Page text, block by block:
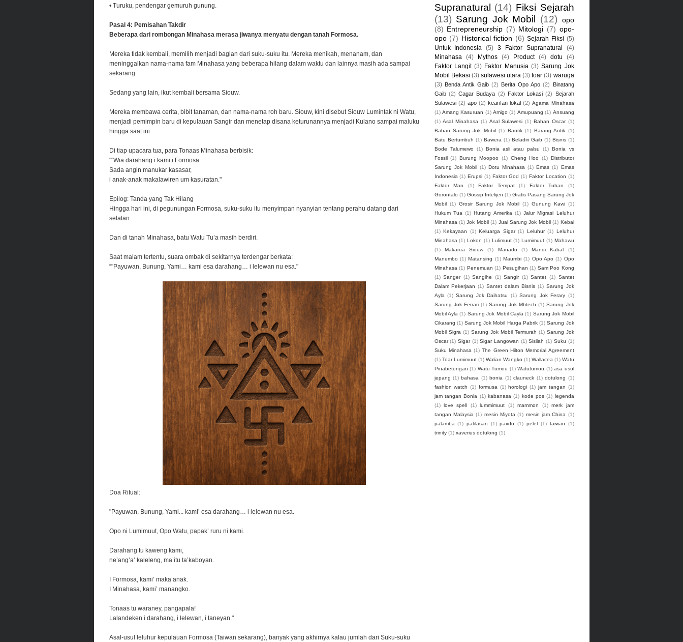
• Turuku, pendengar gemuruh gunung.
Pasal 4: Pemisahan Takdir
Beberapa dari rombongan Minahasa merasa jiwanya menyatu dengan tanah Formosa.
Mereka tidak kembali, memilih menjadi bagian dari suku-suku itu. Mereka menikah, menanam, dan
meninggalkan nama-nama fam Minahasa yang beberapa hilang dalam waktu dan lainnya masih ada sampai
sekarang.
Sedang yang lain, ikut kembali bersama Siouw.
Mereka membawa cerita, bibit tanaman, dan nama-nama roh baru. Siouw, kini disebut Siouw Lumintak ni Watu,
menjadi pemimpin baru di kepulauan Sangir dan menetap disana keturunannya menjadi Kulano sampai maluku
hingga saat ini.
Di tiap upacara tua, para Tonaas Minahasa berbisik:
""Wia darahang i kami i Formosa.
Sada angin manukar kasasar,
i anak-anak makalawiren um kasuratan."
Epilog: Tanda yang Tak Hilang
Hingga hari ini, di pegunungan Formosa, suku-suku itu menyimpan nyanyian tentang perahu datang dari
selatan.
Dan di tanah Minahasa, batu Watu Tu’a masih berdiri.
Saat malam tertentu, suara ombak di sekitarnya terdengar berkata:
“"Payuwan, Bunung, Yami… kami esa darahang… i lelewan nu esa."
Doa Ritual:
"Payuwan, Bunung, Yami... kami’ esa darahang… i lelewan nu esa.
Opo ni Lumimuut, Opo Watu, papak’ ruru ni kami.
Darahang tu kaweng kami,
ne’ang’a’ kaleleng, ma’itu ta’kaboyan.
I Formosa, kami’ maka’anak.
I Minahasa, kami’ manangko.
Tonaas tu waraney, pangapala!
Lalandeken i darahang, i lelewan, i taneyan."
Asal-usul leluhur kepulauan Formosa (Taiwan sekarang), banyak yang akhirnya kalau jumlah dari Suku-suku
Supranatural (14) Fiksi Sejarah
(13) Sarung Jok Mobil (12)
opo
(8) Entrepreneurship (7) Mitologi (7) opo-
opo (7) Historical fiction (6) Sejarah Fiksi (5)
Untuk Indonesia
(5) 3 Faktor Supranatural
(4)
Minahasa
(4) Mythos (4) Product (4) dotu
(4)
Faktor Langit (3) Faktor Manusia (3) Sarung Jok
Mobil Bekasi (3) sulawesi utara (3) toar (3) waruga
(3) Benda Antik Gaib (2) Berita Opo Apo (2)
Binatang
Gaib (2) Cagar Budaya (2) Faktor Lokasi (2) Sejarah
Sulawesi (2) apo (2) kearifan lokal (2) Agama Minahasa
(1) Amang Kasuruan (1) Amigo (1) Amupuang (1) Ansuang
(1) Asal Minahasa (1) Asal Sulawesi (1) Bahan Oscar (1)
Bahan Sarung Jok Mobil (1) Bantik (1) Barang Antik (1)
Batu Bertumbuh (1) Bawera (1) Beladiri Gaib (1) Bisnis (1)
Bode Talumewo
(1) Bonia asli atau palsu (1) Bonia vs
Fossil (1) Burung Moopoo (1) Cheng Hoo (1) Distributor
Sarung Jok Mobil (1) Dotu Minahasa (1) Emas (1) Emas
Indonesia (1) Erupsi (1) Faktor God (1) Faktor Location (1)
Faktor Man
(1) Faktor Tempat (1) Faktor Tuhan
(1)
Gorontalo (1) Gossip Intelijen (1) Gratis Pasang Sarung Jok
Mobil (1) Grosir Sarung Jok Mobil (1) Gunung Kawi (1)
Hukum Tua (1) Hutang Amerika (1) Jalur Migrasi Leluhur
Minahasa (1) Jok Mobil (1) Jual Sarung Jok Mobil (1) Kebal
(1) Kekayaan (1) Keluarga Sigar (1) Leluhur (1) Leluhur
Minahasa (1) Lokon (1) Lulimuut (1) Lumimuut (1) Mahawu
(1)
Makarua Siouw (1) Manado (1) Mandi Kabal
(1)
Manembo (1) Matansing (1) Maumbi (1) Opo Apo (1) Opo
Minahasa (1) Penemuan (1) Pesugihan (1) Sam Poo Kong
(1) Sanger (1) Sangihe (1) Sangir (1) Santet (1) Santet
Dalam Pekerjaan (1) Santet dalam Bisnis (1) Sarung Jok
Ayla (1) Sarung Jok Daihatsu (1) Sarung Jok Ferary (1)
Sarung Jok Ferrari (1) Sarung Jok Mbtech (1) Sarung Jok
Mobil Ayla (1) Sarung Jok Mobil Cayla (1) Sarung Jok Mobil
Cikarang (1) Sarung Jok Mobil Harga Pabrik (1) Sarung Jok
Mobil Sigra (1) Sarung Jok Mobil Termurah (1) Sarung Jok
Oscar (1) Sigar (1) Sigar Langowan (1) Sisilah (1) Suku (1)
Suku Minahasa (1) The Green Hilton Memorial Agreement
(1) Toar Lumimuut (1) Walian Wangko (1) Wallacea (1) Watu
Pinabetengan (1) Watu Tumou (1) Watutumou (1) asa usul
jepang (1) bahasa (1) bonia (1) clauneck (1) dotulong (1)
fashion watch (1) formusa (1) horologi (1) jam tangan (1)
jam tangan Bonia (1) kabanasa (1) kode pos (1) legenda
(1) love spell (1) lummimuut (1) mammon (1) merk jam
tangan Malaysia (1) mesin Miyota (1) mesin jam China (1)
palamba (1) patilasan (1) paxdo (1) pelet (1) taiwan
(1)
trinity (1) xaverius dotulong (1)